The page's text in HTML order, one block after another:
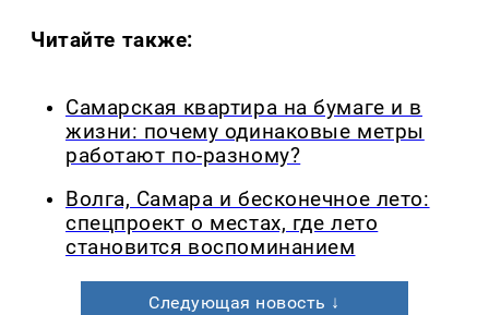
Читайте также:
Самарская квартира на бумаге и в
жизни: почему одинаковые метры
работают по-разному?
Волга, Самара и бесконечное лето:
спецпроект о местах, где лето
становится воспоминанием
Следующая новость ↓